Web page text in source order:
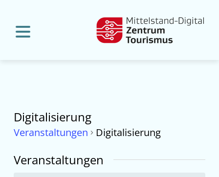
Digitalisierung
Veranstaltungen Digitalisierung
Veranstaltungen